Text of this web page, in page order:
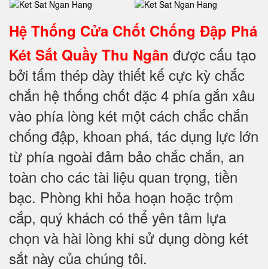
Hệ Thống Cửa Chốt Chống Đập Phá
Két Sắt Quầy Thu Ngân được cấu tạo
bởi tấm thép dày thiết kế cực kỳ chắc
chắn hệ thống chốt đặc 4 phía gắn xâu
vào phía lòng két một cách chắc chắn
chống đập, khoan phá, tác dụng lực lớn
từ phía ngoài đảm bảo chắc chắn, an
toàn cho các tài liệu quan trọng, tiền
bạc. Phòng khi hỏa hoạn hoặc trộm
cắp, quý khách có thể yên tâm lựa
chọn và hài lòng khi sử dụng dòng két
sắt này của chúng tôi.